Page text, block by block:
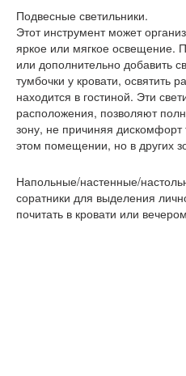
Подвесные светильники.
Этот инструмент может
яркое или мягкое освещение.
или дополнительно добавить
тумбочки у кровати, освятить
находится в гостиной. Эти
расположения, позволяют
зону, не причиняя дискомфорт
этом помещении, но в других
Напольные/настенные/
соратники для выделения
почитать в кровати или